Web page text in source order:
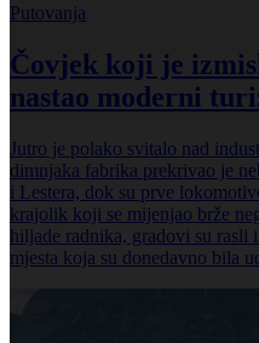
Putovanja
Čovjek koji je
nastao moderni
Jutro je polako svitalo nad
dimnjaka fabrika prekrivao je
i Lestera, dok su prve
krajolik koji se mijenjao brže
hiljade radnika, gradovi su rasli
mjesta koja su donedavno bila